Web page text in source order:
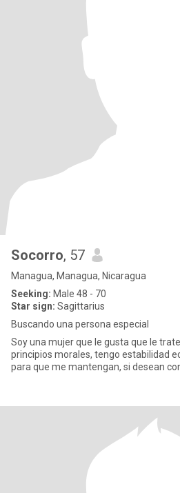
Socorro, 57
Managua, Managua, Nicaragua
Seeking: Male 48 - 70
Star sign: Sagittarius
Buscando una persona especial
Soy una mujer que le gusta que le
principios morales, tengo estabilidad
para que me mantengan, si desean